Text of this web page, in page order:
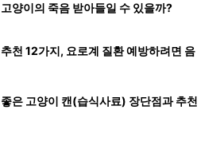
양이의 죽음 받아들일 수 있을까?
천 12가지, 요로계 질환 예방하려면 음
은 고양이 캔(습식사료) 장단점과 추천